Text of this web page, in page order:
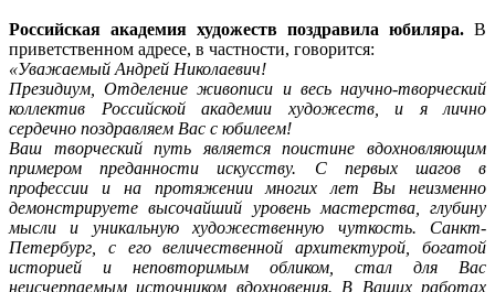
Российская академия художеств поздравила юбиляра. В
приветственном адресе, в частности, говорится:
«Уважаемый Андрей Николаевич!
Президиум, Отделение живописи и весь научно-творческий
коллектив Российской академии художеств, и я лично
сердечно поздравляем Вас с юбилеем!
Ваш творческий путь является поистине вдохновляющим
примером преданности искусству. С первых шагов в
профессии и на протяжении многих лет Вы неизменно
демонстрируете высочайший уровень мастерства, глубину
мысли и уникальную художественную чуткость. Санкт-
Петербург, с его величественной архитектурой, богатой
историей и неповторимым обликом, стал для Вас
неисчерпаемым источником вдохновения. В Ваших работах